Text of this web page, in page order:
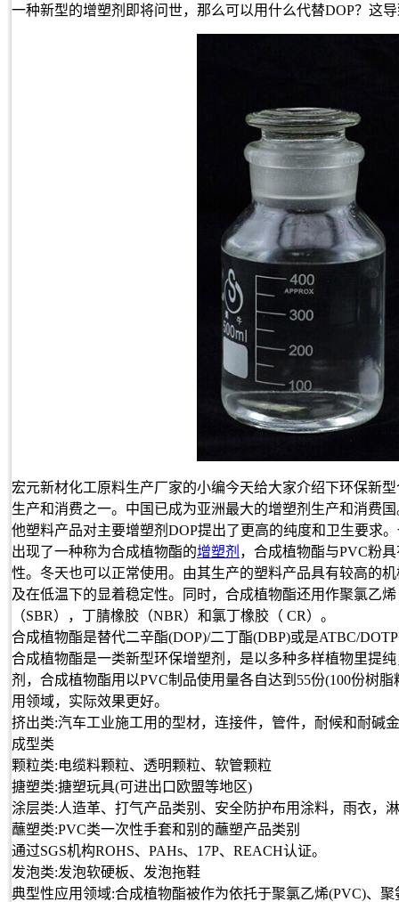
一种新型的增塑剂即将问世，那么可以用什么代替DOP？这
宏元新材化工原料生产厂家的小编今天给大家介绍下环保新
生产和消费之一。中国已成为亚洲最大的增塑剂生产和消费
他塑料产品对主要增塑剂DOP提出了更高的纯度和卫生要求
出现了一种称为合成植物酯的增塑剂 ，合成植物酯与PVC粉
性。冬天也可以正常使用。由其生产的塑料产品具有较高的
及在低温下的显着稳定性。同时，合成植物酯还用作聚氯乙
（SBR），丁腈橡胶（NBR）和氯丁橡胶（ CR）。
合成植物酯是替代二辛酯(DOP)/二丁酯(DBP)或是ATBC/
合成植物酯是一类新型环保增塑剂，是以多种多样植物里提
剂，合成植物酯用以PVC制品使用量各自达到55份(100份树
用领域，实际效果更好。
挤出类:汽车工业施工用的型材，连接件，管件，耐候和耐碱
成型类
颗粒类:电缆料颗粒、透明颗粒、软管颗粒
搪塑类:搪塑玩具(可进出口欧盟等地区)
涂层类:人造革、打气产品类别、安全防护布用涂料，雨衣，
蘸塑类:PVC类一次性手套和别的蘸塑产品类别
通过SGS机构ROHS、PAHs、17P、REACH认证。
发泡类:发泡软硬板、发泡拖鞋
典型性应用领域:合成植物酯被作为依托于聚氯乙烯(PVC)、